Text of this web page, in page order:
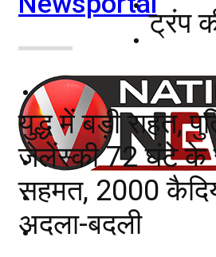
उत्तर प्रदेश
दिल्ली/NCR
राजनीति
कारोबार
खेल
मनोरंजन
ट्रंप
युद्ध में बड़ी राहत,
जेलेंस्की 72 घंटे के
सहमत, 2000
अदला-बदली